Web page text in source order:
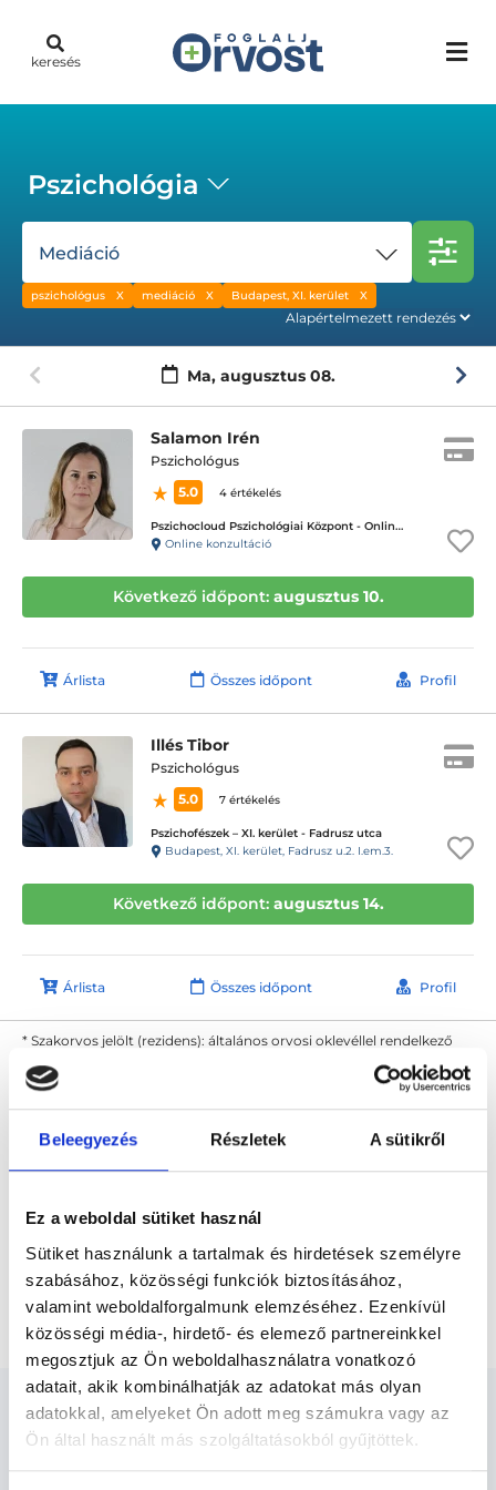
Beleegyezés Részletek A sütikről
Ez a weboldal sütiket használ
Sütiket használunk a tartalmak és hirdetések személyre
szabásához, közösségi funkciók biztosításához,
valamint weboldalforgalmunk elemzéséhez. Ezenkívül
közösségi média-, hirdető- és elemező partnereinkkel
megosztjuk az Ön weboldalhasználatra vonatkozó
adatait, akik kombinálhatják az adatokat más olyan
adatokkal, amelyeket Ön adott meg számukra vagy az
Ön által használt más szolgáltatásokból gyűjtöttek.
keresés
Pszichológia
Mediáció
pszichológus mediáció Budapest, XI. kerület
Ma, augusztus 08.
Salamon Irén
Pszichológus
5.0
4 értékelés
Pszichocloud Pszichológiai Központ - Online ügyfélfogadás
Online konzultáció
Következő időpont: augusztus 10.
Árlista Összes időpont Profil
Illés Tibor
Pszichológus
5.0
7 értékelés
Pszichofészek – XI. kerület - Fadrusz utca
Budapest, XI. kerület, Fadrusz u.2. I.em.3.
Következő időpont: augusztus 14.
Árlista Összes időpont Profil
* Szakorvos jelölt (rezidens): általános orvosi oklevéllel rendelkező
megszerzésére irányuló képzésben vesz részt. Ezen orvosok által
önállóan nem végezhető szakmai tevékenységért teljes
felelősséggel tartozik és azt közvetlenül felügyeli az egészségügyi
szolgáltató szakorvosa az első részvizsgáig, utána pedig a
szakorvosjelölt önállóan láthat el feladatokat. A foglaljorvost.hu
Főoldal Pszichológus
Pszichológus Budapest, XI. kerület Mediáció